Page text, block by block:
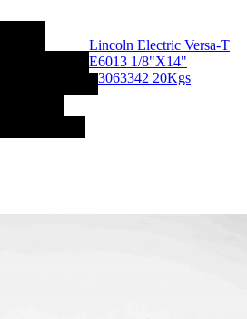
Lincoln Electric Versa-T
E6013 1/8"X14"
3063342 20Kgs